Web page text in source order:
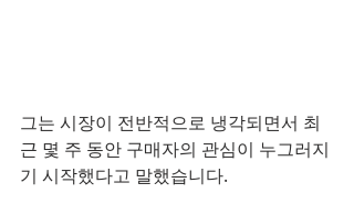
그는 시장이 전반적으로 냉각되면서 최
근 몇 주 동안 구매자의 관심이 누그러지
기 시작했다고 말했습니다.